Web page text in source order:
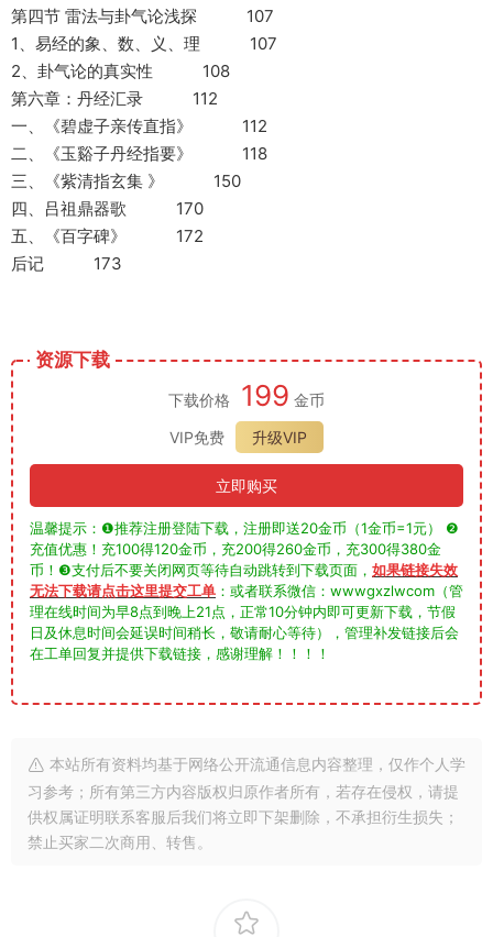
第四节 雷法与卦气论浅探 107
1、易经的象、数、义、理 107
2、卦气论的真实性 108
第六章：丹经汇录 112
一、《碧虚子亲传直指》 112
二、《玉谿子丹经指要》 118
三、《紫清指玄集 》 150
四、吕祖鼎器歌 170
五、《百字碑》 172
后记 173
资源下载
下载价格 199 金币
VIP免费
升级VIP
立即购买
温馨提示：❶推荐注册登陆下载，注册即送20金币（1金币=1元） ❷
充值优惠！充100得120金币，充200得260金币，充300得380金
币！❸支付后不要关闭网页等待自动跳转到下载页面， 如果链接失效
无法下载请点击这里提交工单 ：或者联系微信：wwwgxzlwcom（管
理在线时间为早8点到晚上21点，正常10分钟内即可更新下载，节假
日及休息时间会延误时间稍长，敬请耐心等待），管理补发链接后会
在工单回复并提供下载链接，感谢理解！！！！
本站所有资料均基于网络公开流通信息内容整理，仅作个人学
习参考；所有第三方内容版权归原作者所有，若存在侵权，请提
供权属证明联系客服后我们将立即下架删除，不承担衍生损失；
禁止买家二次商用、转售。